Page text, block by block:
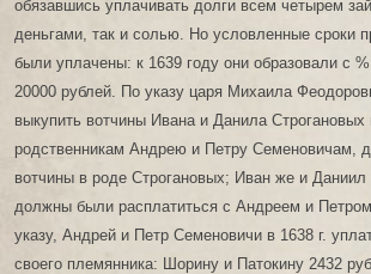
обязавшись уплачивать долги всем четырем
деньгами, так и солью. Но условленные сроки
были уплачены: к 1639 году они образовали с
20000 рублей. По указу царя Михаила
выкупить вотчины Ивана и Данила
родственникам Андрею и Петру Семеновичам,
вотчины в роде Строгановых; Иван же и Даниил
должны были расплатиться с Андреем и
указу, Андрей и Петр Семеновичи в 1638 г.
своего племянника: Шорину и Патокину 2432